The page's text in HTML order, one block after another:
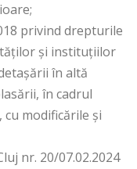
privind drepturile
și instituțiilor
în altă
în cadrul
modificările și
nr. 20/07.02.2024